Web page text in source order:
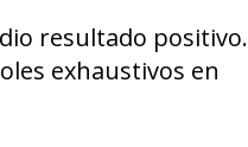
resultado positivo.
exhaustivos en